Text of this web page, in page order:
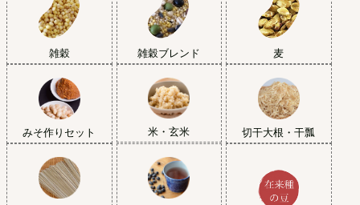
雑穀 雑穀ブレンド 麦
みそ作りセット 米・玄米 切干大根・干瓢